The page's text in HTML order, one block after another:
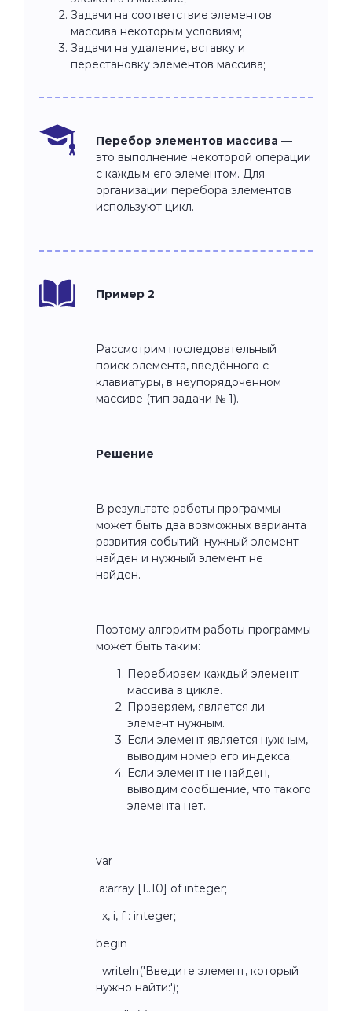
Задачи на соответствие элементов
массива некоторым условиям;
Задачи на удаление, вставку и
перестановку элементов массива;
Перебор элементов массива —
это выполнение некоторой операции
с каждым его элементом. Для
организации перебора элементов
используют цикл.
Пример 2
Рассмотрим последовательный
поиск элемента, введённого с
клавиатуры, в неупорядоченном
массиве (тип задачи № 1).
Решение
В результате работы программы
может быть два возможных варианта
развития событий: нужный элемент
найден и нужный элемент не
найден.
Поэтому алгоритм работы программы
может быть таким:
Перебираем каждый элемент
массива в цикле.
Проверяем, является ли
элемент нужным.
Если элемент является нужным,
выводим номер его индекса.
Если элемент не найден,
выводим сообщение, что такого
элемента нет.
var
a:array [1..10] of integer;
x, i, f : integer;
begin
writeln('Введите элемент, который
нужно найти:');